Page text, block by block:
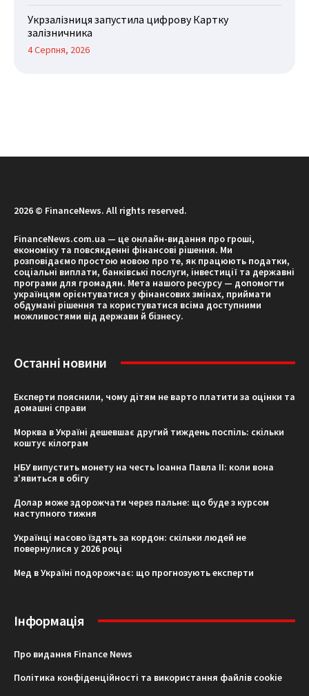
Укрзалізниця запустила цифрову Картку
залізничника
4 Серпня, 2026
2026 © FinanceNews. All rights reserved.
FinanceNews.com.ua — це онлайн-видання про гроші,
економіку та повсякденні фінансові рішення. Ми
розповідаємо простою мовою про те, як працюють податки,
соціальні виплати, банківські послуги, інвестиції та державні
програми для громадян. Мета нашого ресурсу — допомогти
українцям орієнтуватися у фінансових змінах, приймати
обдумані рішення та користуватися всіма доступними
можливостями від держави й бізнесу.
Останні новини
Експерти пояснили, чому дітям не варто платити за оцінки та
домашні справи
Морква в Україні дешевшає другий тиждень поспіль: скільки
коштує кілограм
НБУ випустить монету на честь Іоанна Павла II: коли вона
з'явиться в обігу
Долар може здорожчати через пальне: що буде з курсом
наступного тижня
Українці масово їздять за кордон: скільки людей не
повернулися у 2026 році
Мед в Україні подорожчає: що прогнозують експерти
Інформація
Про видання Finance News
Політика конфіденційності та використання файлів cookie